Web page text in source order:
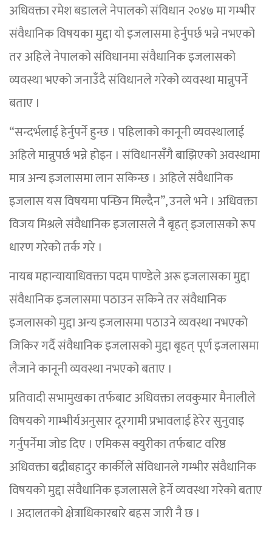
अधिवक्ता रमेश बडालले नेपालको संविधान २०४७ मा गम्भीर
संवैधानिक विषयका मुद्दा यो इजलासमा हेर्नुपर्छ भन्ने नभएको
तर अहिले नेपालको संविधानमा संवैधानिक इजलासको
व्यवस्था भएको जनाउँदै संविधानले गरेकोे व्यवस्था मान्नुपर्ने
बताए ।
“सन्दर्भलाई हेर्नुपर्ने हुन्छ । पहिलाको कानूनी व्यवस्थालाई
अहिले मान्नुपर्छ भन्ने होइन । संविधानसँगै बाझिएको अवस्थामा
मात्र अन्य इजलासमा लान सकिन्छ । अहिले संवैधानिक
इजलास यस विषयमा पन्छिन मिल्दैन”, उनले भने । अधिवक्ता
विजय मिश्रले संवैधानिक इजलासले नै बृहत् इजलासको रूप
धारण गरेको तर्क गरे ।
नायब महान्यायाधिवक्ता पदम पाण्डेले अरू इजलासका मुद्दा
संवैधानिक इजलासमा पठाउन सकिने तर संवैधानिक
इजलासको मुद्दा अन्य इजलासमा पठाउने व्यवस्था नभएको
जिकिर गर्दै संवैधानिक इजलासको मुद्दा बृहत् पूर्ण इजलासमा
लैजाने कानूनी व्यवस्था नभएको बताए ।
प्रतिवादी सभामुखका तर्फबाट अधिवक्ता लवकुमार मैनालीले
विषयको गाम्भीर्यअनुसार दूरगामी प्रभावलाई हेरेर सुनुवाइ
गर्नुपर्नेमा जोड दिए । एमिकस क्युरीका तर्फबाट वरिष्ठ
अधिवक्ता बद्रीबहादुर कार्कीले संविधानले गम्भीर संवैधानिक
विषयको मुद्दा संवैधानिक इजलासले हेर्ने व्यवस्था गरेको बताए
। अदालतको क्षेत्राधिकारबारे बहस जारी नै छ ।